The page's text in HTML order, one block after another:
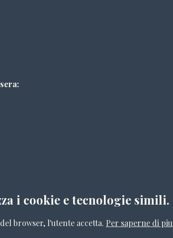
i cookie e tecnologie simili.
browser, l'utente accetta. Per saperne di